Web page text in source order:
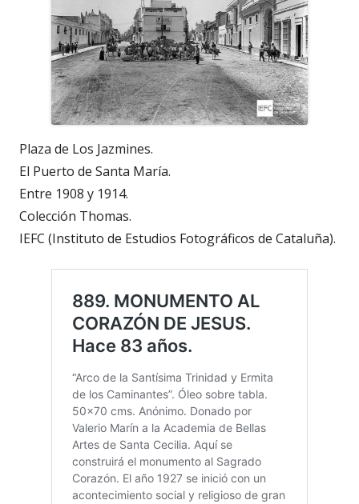
Plaza de Los Jazmines.
El Puerto de Santa María.
Entre 1908 y 1914.
Colección Thomas.
IEFC (Instituto de Estudios Fotográficos de Cataluña).